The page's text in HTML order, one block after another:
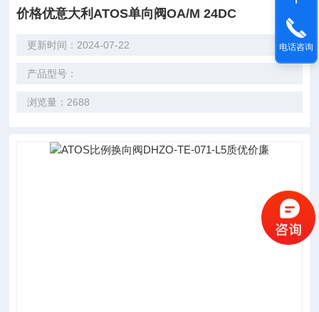
价格优意大利ATOS单向阀OA/M 24DC
更新时间：2024-07-22
产品型号：
浏览量：2688
电话咨询